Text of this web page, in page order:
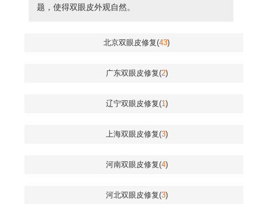
题，使得双眼皮外观自然。
北京双眼皮修复(43)
广东双眼皮修复(2)
辽宁双眼皮修复(1)
上海双眼皮修复(3)
河南双眼皮修复(4)
河北双眼皮修复(3)